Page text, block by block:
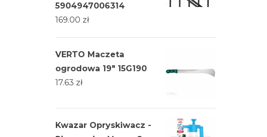
5904947006314
169.00 zł
VERTO Maczeta
ogrodowa 19" 15G190
17.63 zł
Kwazar Opryskiwacz -